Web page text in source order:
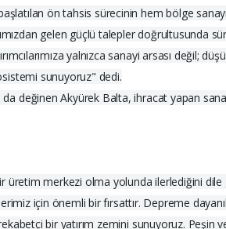
ön tahsis sürecinin hem bölge
gelen güçlü talepler doğrultusunda
yalnızca sanayi arsası değil;
sunuyoruz" dedi.
değinen Akyürek Balta, ihracat yapan
üretim merkezi olma yolunda ilerlediğini
için önemli bir fırsattır. Depreme
bir yatırım zemini sunuyoruz. Peşin